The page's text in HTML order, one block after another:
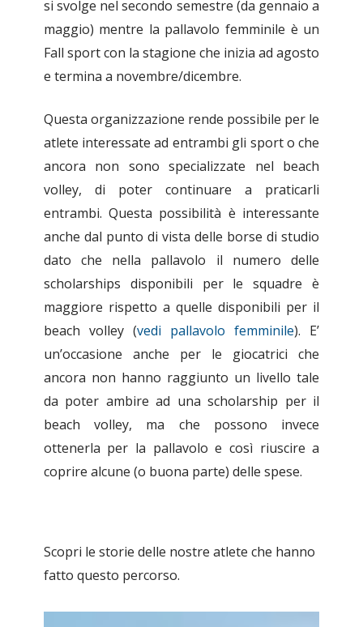
si svolge nel secondo semestre (da gennaio a
maggio) mentre la pallavolo femminile è un
Fall sport con la stagione che inizia ad agosto
e termina a novembre/dicembre.
Questa organizzazione rende possibile per le
atlete interessate ad entrambi gli sport o che
ancora non sono specializzate nel beach
volley, di poter continuare a praticarli
entrambi. Questa possibilità è interessante
anche dal punto di vista delle borse di studio
dato che nella pallavolo il numero delle
scholarships disponibili per le squadre è
maggiore rispetto a quelle disponibili per il
beach volley (vedi pallavolo femminile). E’
un’occasione anche per le giocatrici che
ancora non hanno raggiunto un livello tale
da poter ambire ad una scholarship per il
beach volley, ma che possono invece
ottenerla per la pallavolo e così riuscire a
coprire alcune (o buona parte) delle spese.
Scopri le storie delle nostre atlete che hanno
fatto questo percorso.